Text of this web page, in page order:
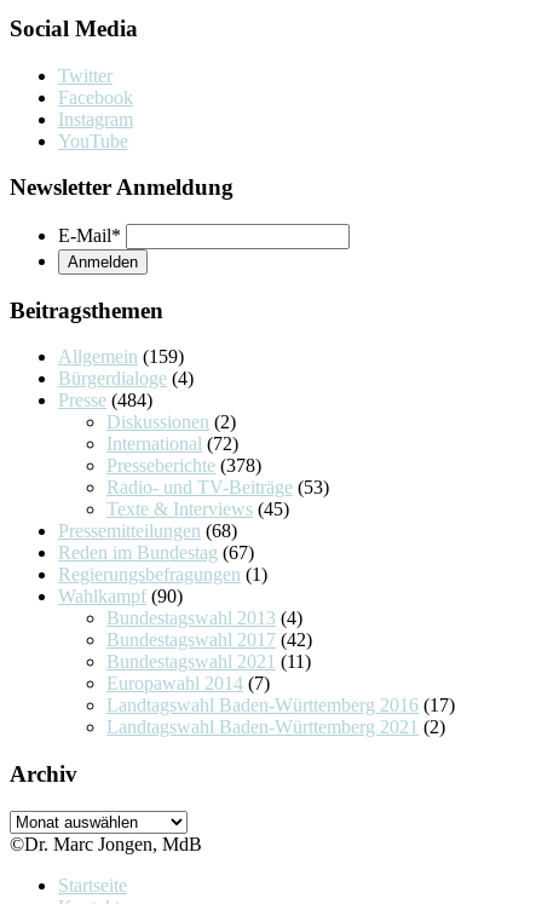
Social Media
Twitter
Facebook
Instagram
YouTube
Newsletter Anmeldung
E-Mail*
Beitragsthemen
Allgemein (159)
Bürgerdialoge (4)
Presse (484)
Diskussionen (2)
International (72)
Presseberichte (378)
Radio- und TV-Beiträge (53)
Texte & Interviews (45)
Pressemitteilungen (68)
Reden im Bundestag (67)
Regierungsbefragungen (1)
Wahlkampf (90)
Bundestagswahl 2013 (4)
Bundestagswahl 2017 (42)
Bundestagswahl 2021 (11)
Europawahl 2014 (7)
Landtagswahl Baden-Württemberg 2016 (17)
Landtagswahl Baden-Württemberg 2021 (2)
Archiv
Archiv
©Dr. Marc Jongen, MdB
Startseite